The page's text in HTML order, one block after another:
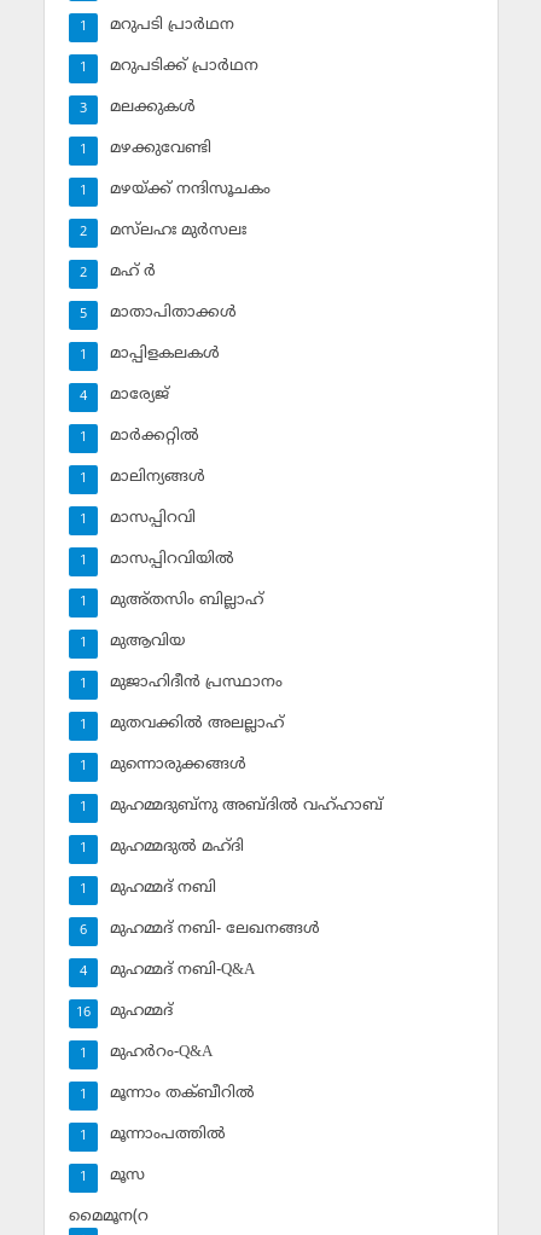
മറുപടി പ്രാര്‍ഥന
1
മറുപടിക്ക് പ്രാര്‍ഥന
1
മലക്കുകള്‍
3
മഴക്കുവേണ്ടി
1
മഴയ്ക്ക് നന്ദിസൂചകം
1
മസ്‌ലഹഃ മുര്‍സലഃ
2
മഹ് ര്‍
2
മാതാപിതാക്കള്‍
5
മാപ്പിളകലകള്‍
1
മാര്യേജ്
4
മാര്‍ക്കറ്റില്‍
1
മാലിന്യങ്ങള്‍
1
മാസപ്പിറവി
1
മാസപ്പിറവിയില്‍
1
മുഅ്തസിം ബില്ലാഹ്
1
മുആവിയ
1
മുജാഹിദീന്‍ പ്രസ്ഥാനം
1
മുതവക്കില്‍ അലല്ലാഹ്
1
മുന്നൊരുക്കങ്ങള്‍
1
മുഹമ്മദുബ്‌നു അബ്ദില്‍ വഹ്ഹാബ്
1
മുഹമ്മദുല്‍ മഹ്ദി
1
മുഹമ്മദ് നബി
1
മുഹമ്മദ് നബി- ലേഖനങ്ങള്‍
6
മുഹമ്മദ് നബി-Q&A
4
മുഹമ്മദ്‌
16
മുഹര്‍റം-Q&A
1
മൂന്നാം തക്ബീറില്‍
1
മൂന്നാംപത്തില്‍
1
മൂസ
1
മൈമൂന(റ